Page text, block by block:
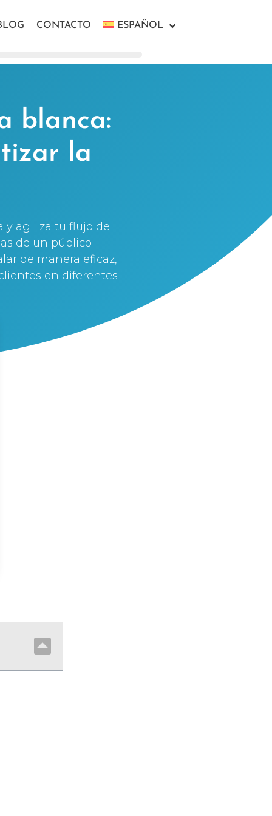
CONTACTO ESPAÑOL
blanca:
la
y agiliza tu flujo de
de un público
de manera eficaz,
en diferentes